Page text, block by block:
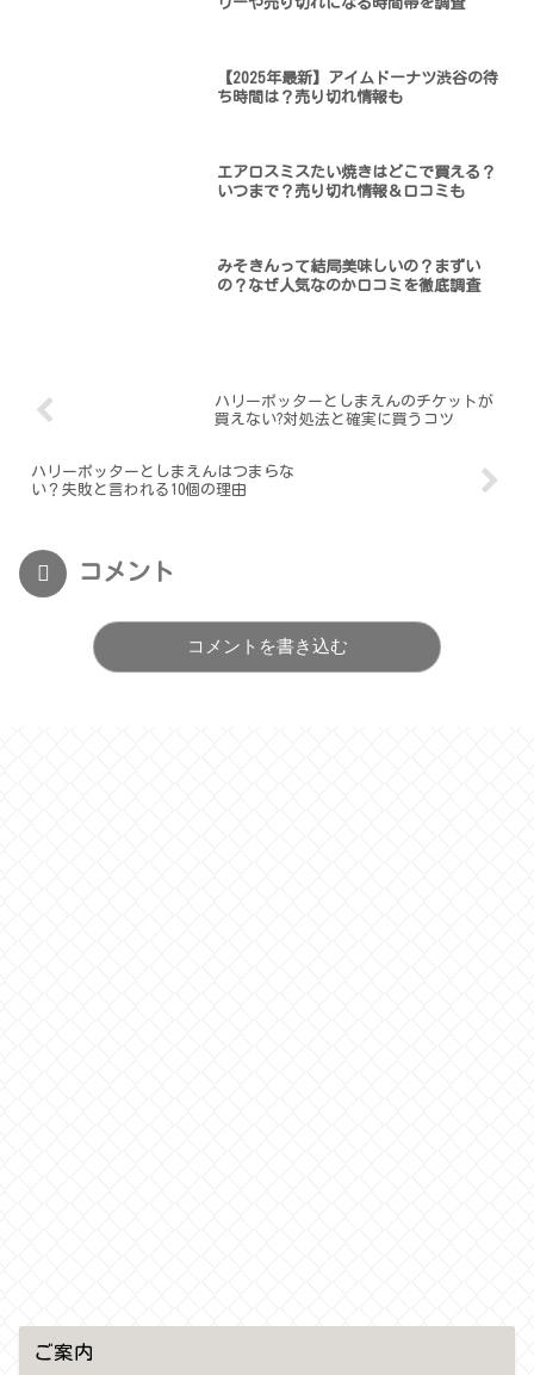
【2025年最新】アイムドーナツ渋谷の待
ち時間は？売り切れ情報も
エアロスミスたい焼きはどこで買える？
いつまで？売り切れ情報＆口コミも
みそきんって結局美味しいの？まずい
の？なぜ人気なのか口コミを徹底調査
ハリーポッターとしまえんのチケットが
買えない?対処法と確実に買うコツ
ハリーポッターとしまえんはつまらな
い？失敗と言われる10個の理由
コメント
コメントを書き込む
ご案内